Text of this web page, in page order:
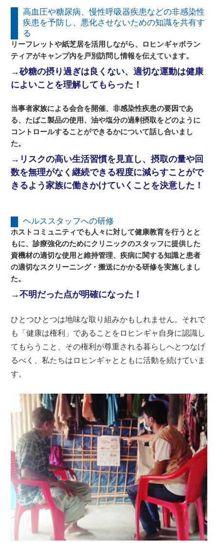
高血圧や糖尿病、慢性呼吸器疾患などの非感染性
疾患を予防し、悪化させないための知識を共有す
る
リーフレットや紙芝居を活用しながら、ロヒンギャボラン
ティアがキャンプ内を戸別訪問し情報を伝えています。
→砂糖の摂り過ぎは良くない、適切な運動は健康
によいことを理解してもらった！
当事者家族による会合を開催、非感染性疾患の要因であ
る、たばこ製品の使用、油や塩分の過剰摂取をどのように
コントロールすることができるかについて話し合いまし
た。
→リスクの高い生活習慣を見直し、摂取の量や回
数を無理がなく継続できる程度に減らすことがで
きるよう家族に働きかけていくことを決意した！
ヘルススタッフへの研修
ホストコミュニティでも人々に対して健康教育を行うとと
もに、診療強化のためにクリニックのスタッフに提供した
資機材の適切な使用と維持管理、疾病に関する知識と患者
の適切なスクリーニング・搬送にかかる研修を実施しまし
た。
→不明だった点が明確になった！
ひとつひとつは地味な取り組みかもしれません。それで
も「健康は権利」であることをロヒンギャ自身に認識し
てもらうこと、その権利が尊重される暮らしへとつなげ
るべく、私たちはロヒンギャとともに活動を続けていま
す。